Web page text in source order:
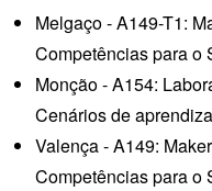
Melgaço - A149-T1:
Competências para o
Monção - A154:
Cenários de
Valença - A149:
Competências para o